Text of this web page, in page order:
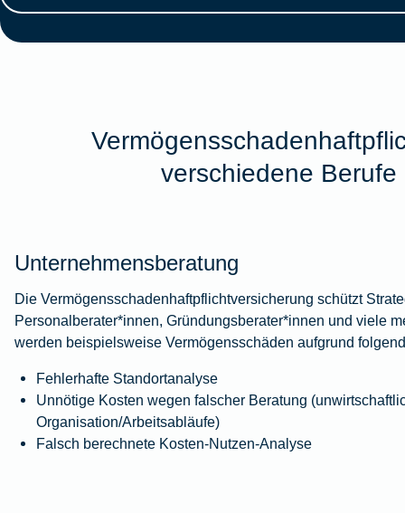
verschiedene Berufe
Unternehmensberatung
Die Vermögensschadenhaftpflichtversicherung schützt
Personalberater*innen, Gründungsberater*innen und viele
werden beispielsweise Vermögensschäden aufgrund
Fehlerhafte Standortanalyse
Unnötige Kosten wegen falscher Beratung
Organisation/Arbeitsabläufe)
Falsch berechnete Kosten-Nutzen-Analyse